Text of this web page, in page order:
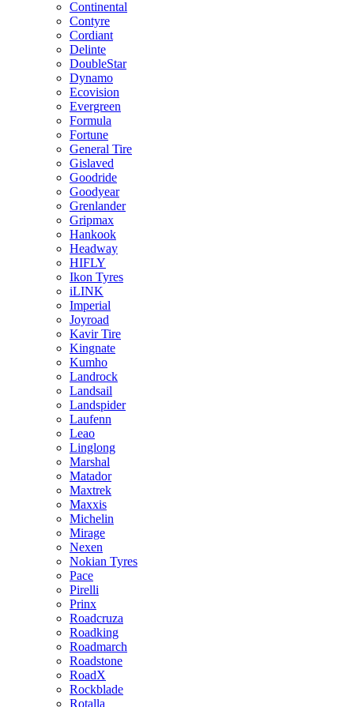
Continental
Contyre
Cordiant
Delinte
DoubleStar
Dynamo
Ecovision
Evergreen
Formula
Fortune
General Tire
Gislaved
Goodride
Goodyear
Grenlander
Gripmax
Hankook
Headway
HIFLY
Ikon Tyres
iLINK
Imperial
Joyroad
Kavir Tire
Kingnate
Kumho
Landrock
Landsail
Landspider
Laufenn
Leao
Linglong
Marshal
Matador
Maxtrek
Maxxis
Michelin
Mirage
Nexen
Nokian Tyres
Pace
Pirelli
Prinx
Roadcruza
Roadking
Roadmarch
Roadstone
RoadX
Rockblade
Rotalla